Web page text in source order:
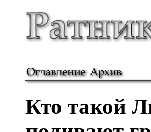
Кто такой